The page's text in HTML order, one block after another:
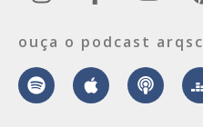
ouça o podcast arqsc